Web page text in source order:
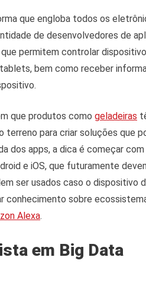
que engloba todos os
de desenvolvedores de
permitem controlar
bem como receber
que produtos como geladeiras
terreno para criar soluções que
dos apps, a dica é começar
e iOS, que futuramente
ser usados caso o dispositivo
conhecimento sobre
Alexa.
em Big Data